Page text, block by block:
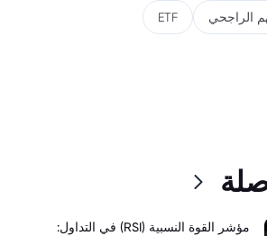
الراجحي ETF
مؤشر القوة النسبية (RSI) في التداول: